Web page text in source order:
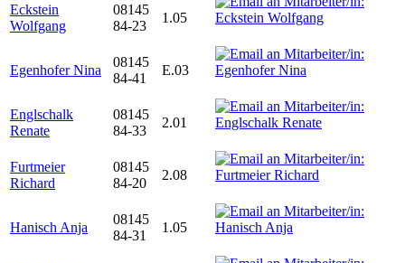
Eckstein
Wolfgang
08145
84-23
1.05
Egenhofer Nina
08145
84-41
E.03
Englschalk
Renate
08145
84-33
2.01
Furtmeier
Richard
08145
84-20
2.08
Hanisch Anja
08145
84-31
1.05